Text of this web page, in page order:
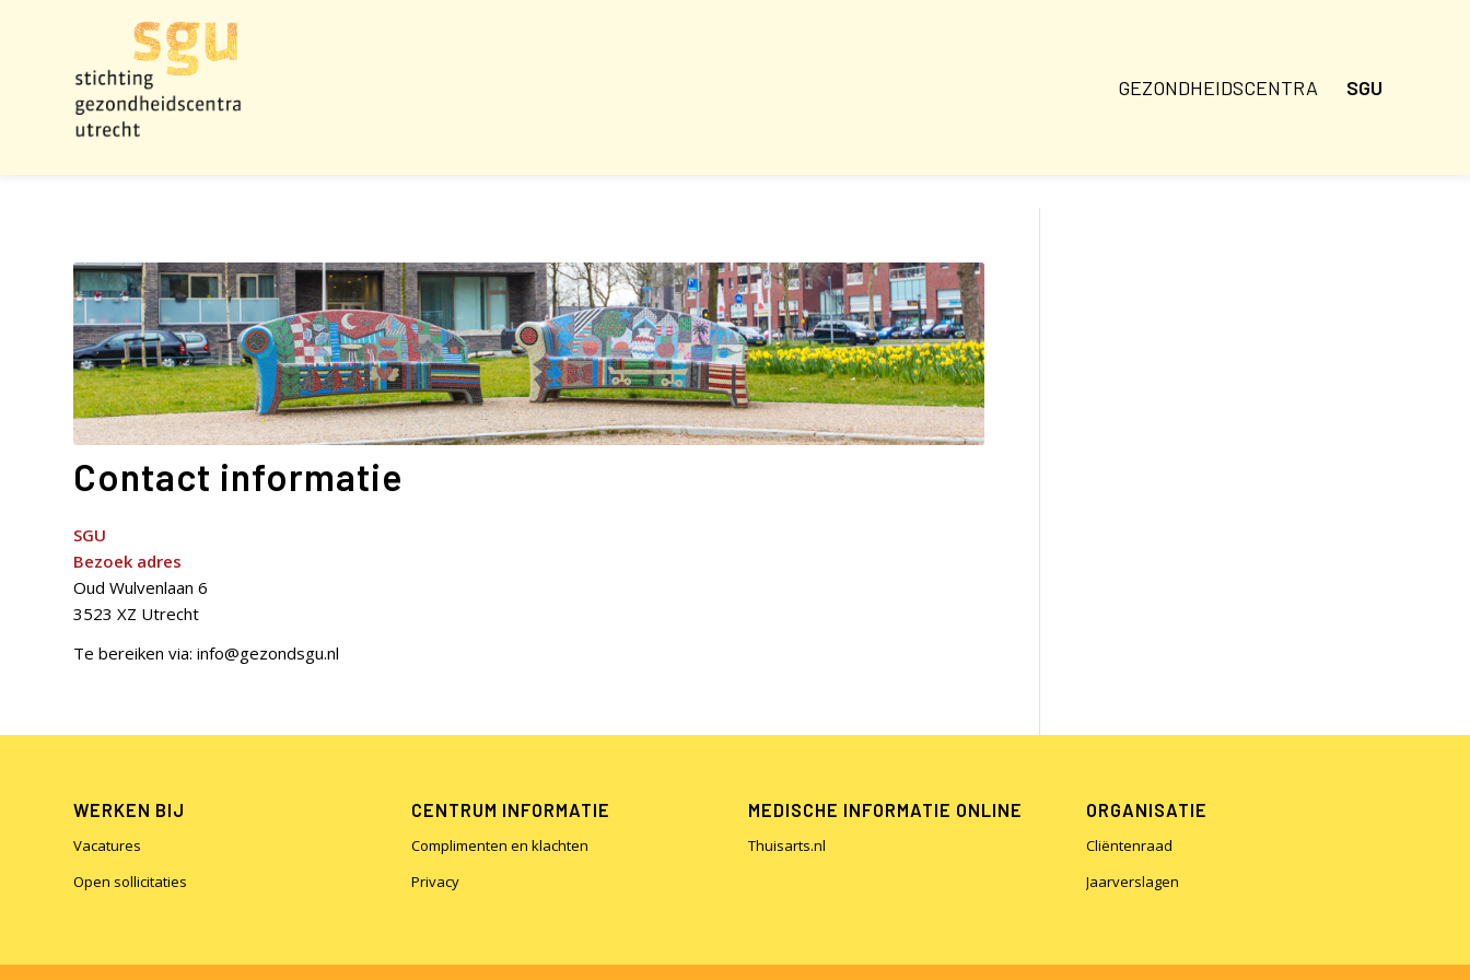
GEZONDHEIDSCENTRA SGU
Contact informatie
SGU
Bezoek adres
Oud Wulvenlaan 6
3523 XZ Utrecht
Te bereiken via: info@gezondsgu.nl
WERKEN BIJ
Vacatures
Open sollicitaties
CENTRUM INFORMATIE
Complimenten en klachten
Privacy
MEDISCHE INFORMATIE ONLINE
Thuisarts.nl
ORGANISATIE
Cliëntenraad
Jaarverslagen